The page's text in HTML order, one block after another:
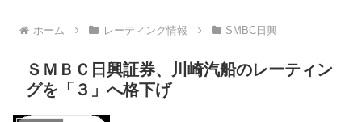
ホーム レーティング情報 SMBC日興
ＳＭＢＣ日興証券、川崎汽船のレーティン
グを「３」へ格下げ